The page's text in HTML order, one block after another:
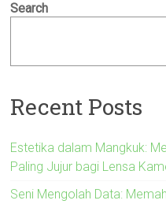
Search
Recent Posts
Estetika dalam Mangkuk:
Paling Jujur bagi Lensa
Seni Mengolah Data: